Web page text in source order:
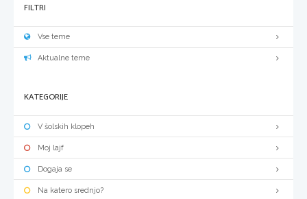
FILTRI
Vse teme
Aktualne teme
KATEGORIJE
V šolskih klopeh
Moj lajf
Dogaja se
Na katero srednjo?